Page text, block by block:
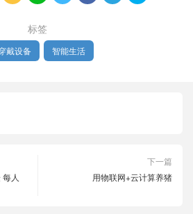
标签
戴设备 智能生活
人
下一篇
用物联网+云计算养猪